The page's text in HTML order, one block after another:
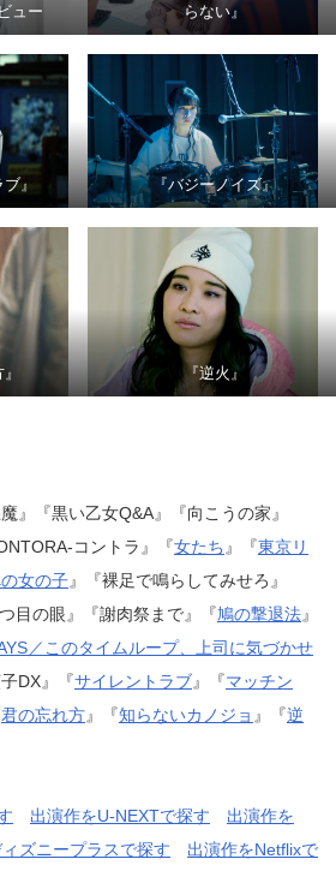
ュー
らない』
』 『バジーノイズ』
『逆火』
』『黒い乙女Q&A』『向こうの家』
コントラ』『女たち 』『東京リ
女の子』『裸足で鳴らしてみせろ』
目の眼』『謝肉祭まで』『鳩の撃退法』
／このタイムループ、上司に気づかせ
DX』『サイレントラブ』『マッチン
君の忘れ方』『知らないカノジョ 』『逆
出演作をU-NEXTで探す
出演作を
ズニープラスで探す
出演作をNetflixで